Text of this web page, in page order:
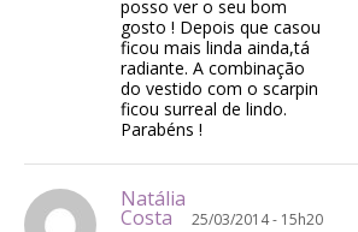
posso ver o seu bom
gosto ! Depois que casou
ficou mais linda ainda,tá
radiante. A combinação
do vestido com o scarpin
ficou surreal de lindo.
Parabéns !
Natália
Costa 25/03/2014 - 15h20